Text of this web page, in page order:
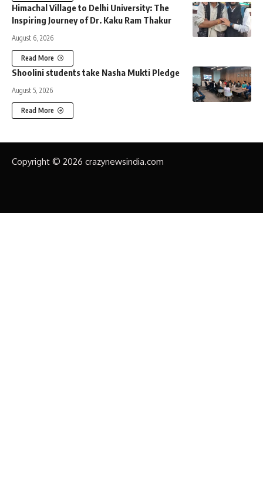
Himachal Village to Delhi University: The
Inspiring Journey of Dr. Kaku Ram Thakur
August 6, 2026
Read More
Shoolini students take Nasha Mukti Pledge
August 5, 2026
Read More
Copyright © 2026 crazynewsindia.com